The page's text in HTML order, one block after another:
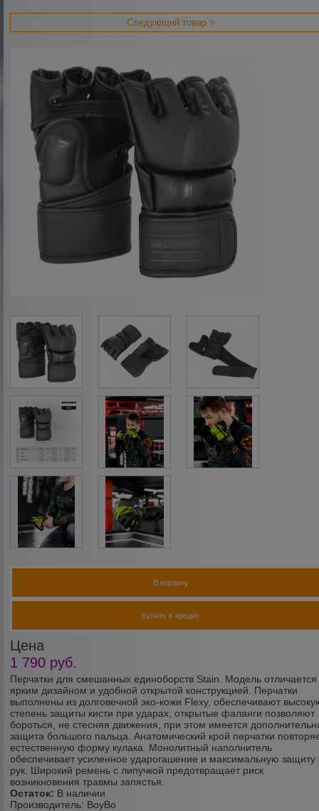
Следующий товар >
Перчатки для смешанных единоборств Stain. Модель отличается
ярким дизайном и удобной открытой конструкцией. Перчатки
выполнены из долговечной эко-кожи Flexy, обеспечивают
степень защиты кисти при ударах, открытые фаланги позволяют
бороться, не стесняя движения, при этом имеется
защита большого пальца. Анатомический крой перчатки
естественную форму кулака. Монолитный наполнитель
обеспечивает усиленное ударогашение и максимальную защиту
рук. Широкий ремень с липучкой предотвращает риск
возникновения травмы запястья.
Остаток: В наличии
Производитель: BoyBo
Цена
1 790 руб.
В корзину
Купить в кредит